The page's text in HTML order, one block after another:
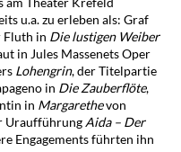
u.a. zu erleben als: Graf
Fluth in Die lustigen Weiber
in Jules Massenets Oper
Lohengrin, der Titelpartie
in Die Zauberflöte,
in Margarethevon
Uraufführung Aida – Der
Engagements führten ihn